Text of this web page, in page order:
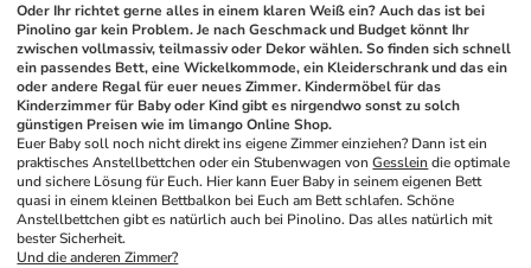
Oder Ihr richtet gerne alles in einem klaren Weiß ein? Auch das ist bei
Pinolino gar kein Problem. Je nach Geschmack und Budget könnt Ihr
zwischen vollmassiv, teilmassiv oder Dekor wählen. So finden sich schnell
ein passendes Bett, eine Wickelkommode, ein Kleiderschrank und das ein
oder andere Regal für euer neues Zimmer. Kindermöbel für das
Kinderzimmer für Baby oder Kind gibt es nirgendwo sonst zu solch
günstigen Preisen wie im limango Online Shop.
Euer Baby soll noch nicht direkt ins eigene Zimmer einziehen? Dann ist ein
praktisches Anstellbettchen oder ein Stubenwagen von Gesslein die optimale
und sichere Lösung für Euch. Hier kann Euer Baby in seinem eigenen Bett
quasi in einem kleinen Bettbalkon bei Euch am Bett schlafen. Schöne
Anstellbettchen gibt es natürlich auch bei Pinolino. Das alles natürlich mit
bester Sicherheit.
Und die anderen Zimmer?